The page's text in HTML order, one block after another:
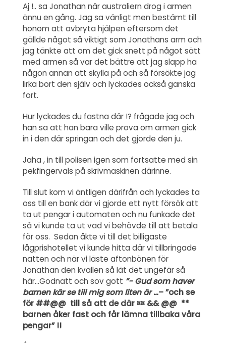
Aj !.. sa Jonathan när australiern drog i armen
ännu en gång. Jag sa vänligt men bestämt till
honom att avbryta hjälpen eftersom det
gällde något så viktigt som Jonathans arm och
jag tänkte att om det gick snett på något sätt
med armen så var det bättre att jag slapp ha
någon annan att skylla på och så försökte jag
lirka bort den själv och lyckades också ganska
fort.
Hur lyckades du fastna där !? frågade jag och
han sa att han bara ville prova om armen gick
in i den där springan och det gjorde den ju.
Jaha , in till polisen igen som fortsatte med sin
pekfingervals på skrivmaskinen därinne.
Till slut kom vi äntligen därifrån och lyckades ta
oss till en bank där vi gjorde ett nytt försök att
ta ut pengar i automaten och nu funkade det
så vi kunde ta ut vad vi behövde till att betala
för oss. Sedan åkte vi till det billigaste
lågprishotellet vi kunde hitta där vi tillbringade
natten och när vi läste aftonbönen för
Jonathan den kvällen så lät det ungefär så
här…Godnatt och sov gott ”- Gud som haver
barnen kär se till mig som liten är …– ”och se
för ##@@ till så att de där ¤¤ && @@ **
barnen åker fast och får lämna tillbaka våra
pengar” !!